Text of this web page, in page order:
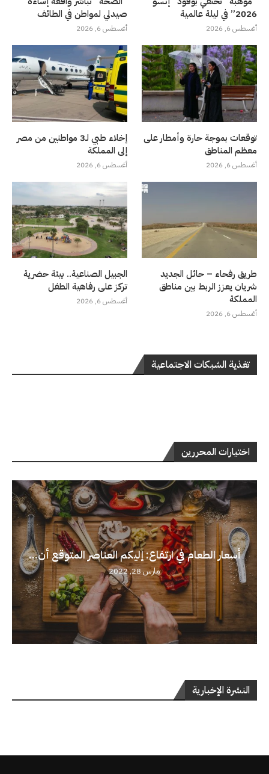
2026” في ليلة عالمية
أغسطس 6, 2026
صيدلي لمواطن في الطائف
أغسطس 6, 2026
توقعات بموجة حارة وأمطار على
معظم المناطق
أغسطس 6, 2026
إخلاء طبي لـ3 مواطنين من مصر
إلى المملكة
أغسطس 6, 2026
طريق رفحاء – حائل الجديد
شريان يعزز الربط بين مناطق
المملكة
أغسطس 6, 2026
الجبيل الصناعية.. بيئة حضرية
تركز على رفاهية الطفل
أغسطس 6, 2026
تغذية الشبكات الاجتماعية
اختيارات المحررين
أسعار الطعام في ارتفاع: إليكم العناصر المتوقع أن...
مارس 28, 2022
النشرة الإخبارية